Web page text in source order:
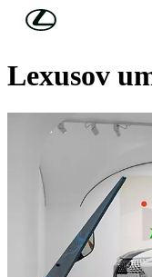
Skip to Main Content
LEXUS VIJESTI
Lexusov